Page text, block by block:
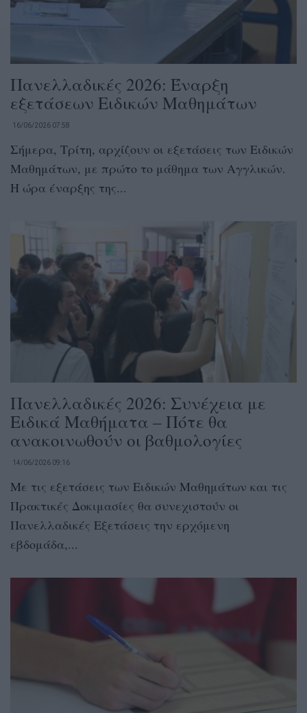
Πανελλαδικές 2026: Έναρξη
εξετάσεων Ειδικών Μαθημάτων
16/06/2026 07:58
Σήμερα, Τρίτη, αρχίζουν οι εξετάσεις των Ειδικών
Μαθημάτων, με πρώτο το μάθημα των Αγγλικών.
Η ώρα έναρξης της...
Πανελλαδικές 2026: Συνέχεια με
Ειδικά Μαθήματα – Πότε θα
ανακοινωθούν οι βαθμολογίες
14/06/2026 09:16
Με τις εξετάσεις των Ειδικών Μαθημάτων και τις
Πρακτικές Δοκιμασίες θα συνεχιστούν οι
Πανελλαδικές Εξετάσεις την ερχόμενη
εβδομάδα,...